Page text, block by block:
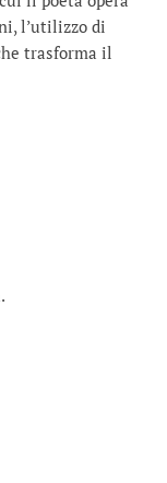
l’utilizzo di
trasforma il